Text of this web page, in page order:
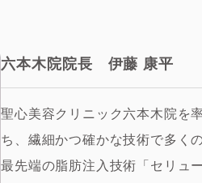
六本木院院長 伊藤 康平
聖心美容クリニック六本木院を
ち、繊細かつ確かな技術で多く
最先端の脂肪注入技術「セリュ